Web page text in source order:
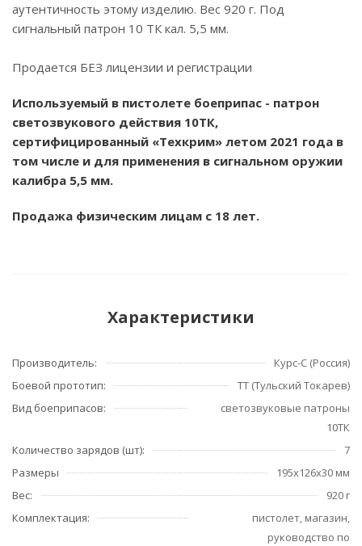
аутентичность этому изделию. Вес 920 г. Под
сигнальный патрон 10 ТК кал. 5,5 мм.
Продается БЕЗ лицензии и регистрации
Используемый в пистолете боеприпас - патрон
светозвукового действия 10ТК,
сертифицированный «Техкрим» летом 2021 года в
том числе и для применения в сигнальном оружии
калибра 5,5 мм.
Продажа физическим лицам с 18 лет.
Характеристики
Производитель:
Курс-С (Россия)
Боевой прототип:
ТТ (Тульский Токарев)
Вид боеприпасов:
светозвуковые патроны
10ТК
Количество зарядов (шт):
7
Размеры
195x126x30 мм
Вес:
920 г
Комплектация:
пистолет, магазин,
руководство по